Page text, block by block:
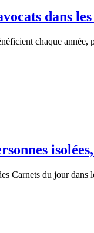
dans les
chaque
Carnets du jour